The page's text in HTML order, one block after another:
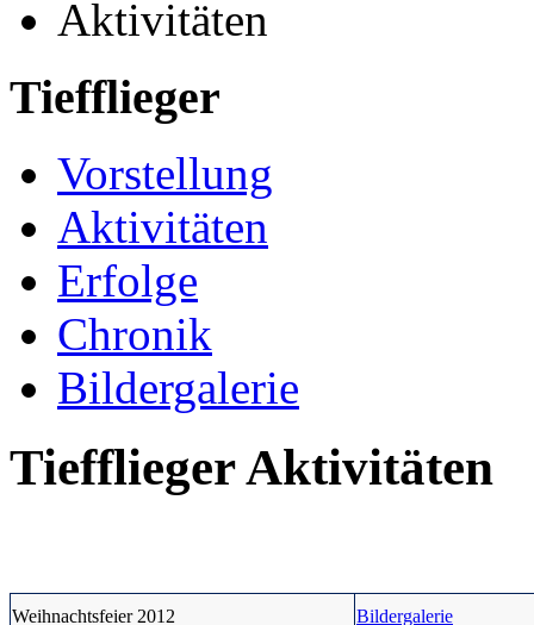
Aktivitäten
Tiefflieger
Vorstellung
Aktivitäten
Erfolge
Chronik
Bildergalerie
Tiefflieger Aktivitäten
Weihnachtsfeier 2012 Bildergalerie